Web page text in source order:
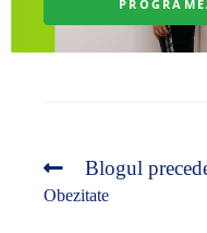
Blogul
Obezitate